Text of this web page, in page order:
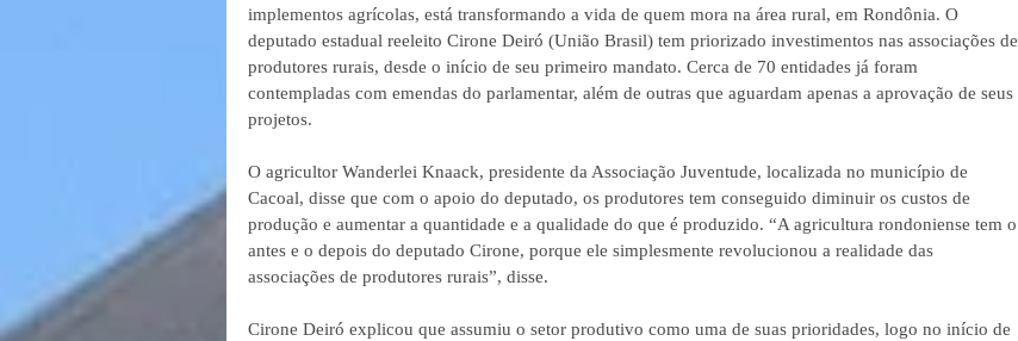
implementos agrícolas, está transformando a vida de quem mora na área rural, em Rondônia. O
deputado estadual reeleito Cirone Deiró (União Brasil) tem priorizado investimentos nas associações de
produtores rurais, desde o início de seu primeiro mandato. Cerca de 70 entidades já foram
contempladas com emendas do parlamentar, além de outras que aguardam apenas a aprovação de seus
projetos.
O agricultor Wanderlei Knaack, presidente da Associação Juventude, localizada no município de
Cacoal, disse que com o apoio do deputado, os produtores tem conseguido diminuir os custos de
produção e aumentar a quantidade e a qualidade do que é produzido. “A agricultura rondoniense tem o
antes e o depois do deputado Cirone, porque ele simplesmente revolucionou a realidade das
associações de produtores rurais”, disse.
Cirone Deiró explicou que assumiu o setor produtivo como uma de suas prioridades, logo no início de